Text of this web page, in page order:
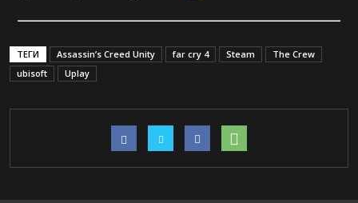
ТЕГИ Assassin’s Creed Unity far cry 4 Steam
The Crew
ubisoft
Uplay